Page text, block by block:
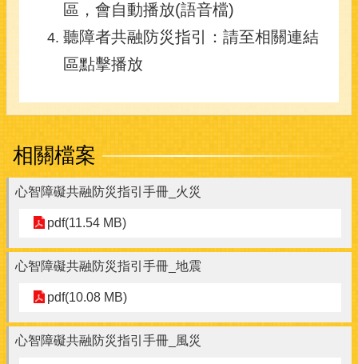
區，會自動播放(語音檔)
聽障者共融防災指引：請至相關連結
區點擊播放
相關檔案
心智障礙共融防災指引手冊_火災
pdf(11.54 MB)
心智障礙共融防災指引手冊_地震
pdf(10.08 MB)
心智障礙共融防災指引手冊_風災